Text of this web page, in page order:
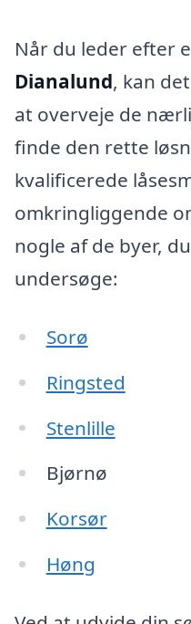
Når du leder efter
Dianalund, kan
at overveje de
finde den rette
kvalificerede
omkringliggende
nogle af de byer,
undersøge:
Sorø
Ringsted
Stenlille
Bjørnø
Korsør
Høng